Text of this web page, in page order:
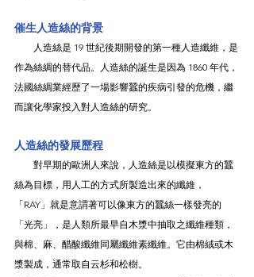
催生人造絲的背景
人造絲是 19 世紀後期開發的第一種人造纖維，是
作為絲綢的替代品。人造絲的誕生是因為 1860 年代，
法國絲綢業經歷了一場影響蠶的疾病引發的危機，繼
而讓化學家投入對人造絲的研究。
人造絲的發展歷程
對早期的歐洲人來說，人造絲是以模擬東方的蠶
絲為目標，用人工的方式所製造出來的纖維，
「RAY」就是意謂著可以像東方的蠶絲一樣發亮的
「光亮」，是人類所最早自木漿中抽取之纖維種類，
與棉、麻、醋酸纖維同屬纖維素纖維。它由棉絨或木
漿製成，通常取自云杉和松樹。